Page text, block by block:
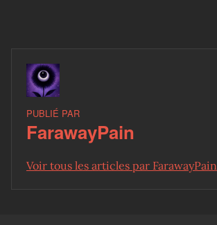
PUBLIÉ PAR
FarawayPain
Voir tous les articles par FarawayPain